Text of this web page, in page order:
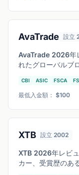
AvaTrade 設立
AvaTrade 2026年
れたグローバルブ
リやMT4/MT5の
CBI ASIC FSCA
最低入金額： $100
XTB 設立 2002
XTB 2026年レビ
カー、受賞歴のあ